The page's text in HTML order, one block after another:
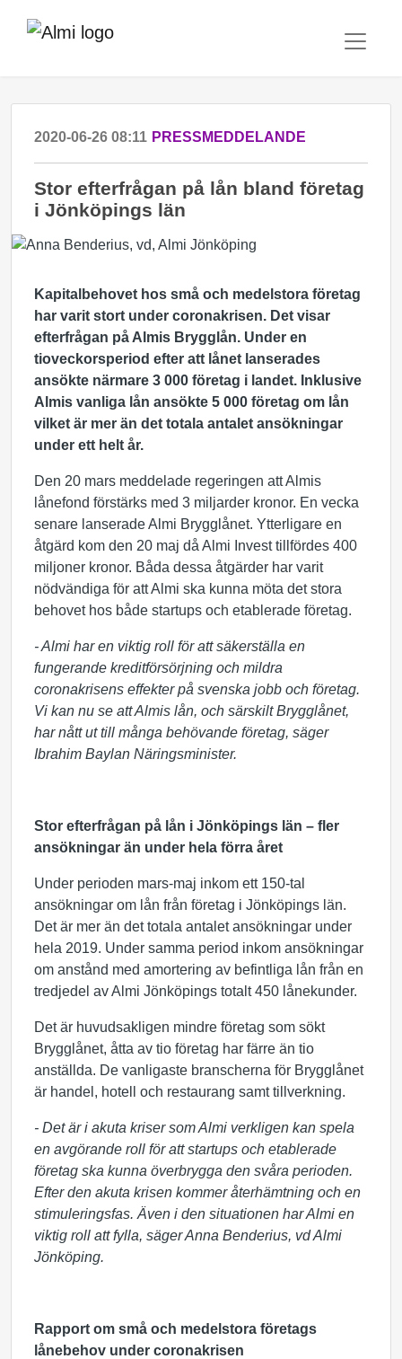
2020-06-26 08:11 PRESSMEDDELANDE
Stor efterfrågan på lån bland företag
i Jönköpings län
Kapitalbehovet hos små och medelstora företag
har varit stort under coronakrisen. Det visar
efterfrågan på Almis Brygglån. Under en
tioveckorsperiod efter att lånet lanserades
ansökte närmare 3 000 företag i landet. Inklusive
Almis vanliga lån ansökte 5 000 företag om lån
vilket är mer än det totala antalet ansökningar
under ett helt år.
Den 20 mars meddelade regeringen att Almis
lånefond förstärks med 3 miljarder kronor. En vecka
senare lanserade Almi Brygglånet. Ytterligare en
åtgärd kom den 20 maj då Almi Invest tillfördes 400
miljoner kronor. Båda dessa åtgärder har varit
nödvändiga för att Almi ska kunna möta det stora
behovet hos både startups och etablerade företag.
- Almi har en viktig roll för att säkerställa en
fungerande kreditförsörjning och mildra
coronakrisens effekter på svenska jobb och företag.
Vi kan nu se att Almis lån, och särskilt Brygglånet,
har nått ut till många behövande företag, säger
Ibrahim Baylan Näringsminister.
Stor efterfrågan på lån i Jönköpings län – fler
ansökningar än under hela förra året
Under perioden mars-maj inkom ett 150-tal
ansökningar om lån från företag i Jönköpings län.
Det är mer än det totala antalet ansökningar under
hela 2019. Under samma period inkom ansökningar
om anstånd med amortering av befintliga lån från en
tredjedel av Almi Jönköpings totalt 450 lånekunder.
Det är huvudsakligen mindre företag som sökt
Brygglånet, åtta av tio företag har färre än tio
anställda. De vanligaste branscherna för Brygglånet
är handel, hotell och restaurang samt tillverkning.
- Det är i akuta kriser som Almi verkligen kan spela
en avgörande roll för att startups och etablerade
företag ska kunna överbrygga den svåra perioden.
Efter den akuta krisen kommer återhämtning och en
stimuleringsfas. Även i den situationen har Almi en
viktig roll att fylla, säger Anna Benderius, vd Almi
Jönköping.
Rapport om små och medelstora företags
lånebehov under coronakrisen